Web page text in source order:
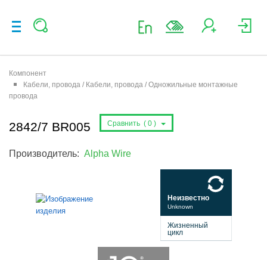
Компонент
Кабели, провода / Кабели, провода / Одножильные монтажные
провода
2842/7 BR005 Сравнить ( 0 )
Производитель: Alpha Wire